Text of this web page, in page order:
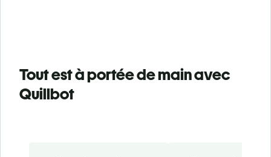
Tout est à portée de main avec
Quillbot